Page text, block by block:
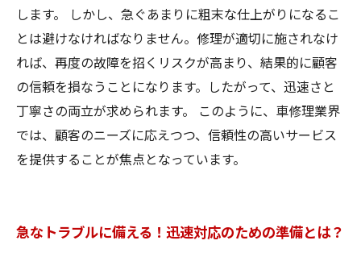
します。 しかし、急ぐあまりに粗末な仕上がりになるこ
とは避けなければなりません。修理が適切に施されなけ
れば、再度の故障を招くリスクが高まり、結果的に顧客
の信頼を損なうことになります。したがって、迅速さと
丁寧さの両立が求められます。 このように、車修理業界
では、顧客のニーズに応えつつ、信頼性の高いサービス
を提供することが焦点となっています。
急なトラブルに備える！迅速対応のための準備とは？